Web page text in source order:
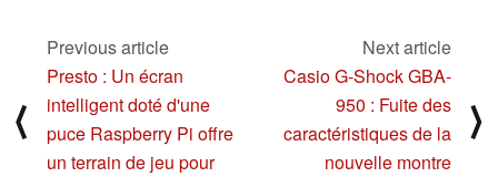
⟨
Previous article
Presto : Un écran
intelligent doté d'une
puce Raspberry Pi offre
un terrain de jeu pour
Next article
Casio G-Shock GBA-
950 : Fuite des
caractéristiques de la
nouvelle montre
⟩